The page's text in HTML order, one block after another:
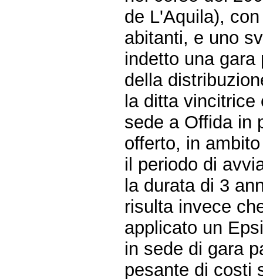
de L'Aquila),
abitanti, e uno
indetto una
della
la ditta vincitrice
sede a Offida in
offerto, in
il periodo di
la durata di 3
risulta invece
applicato un
in sede di gara
pesante di costi